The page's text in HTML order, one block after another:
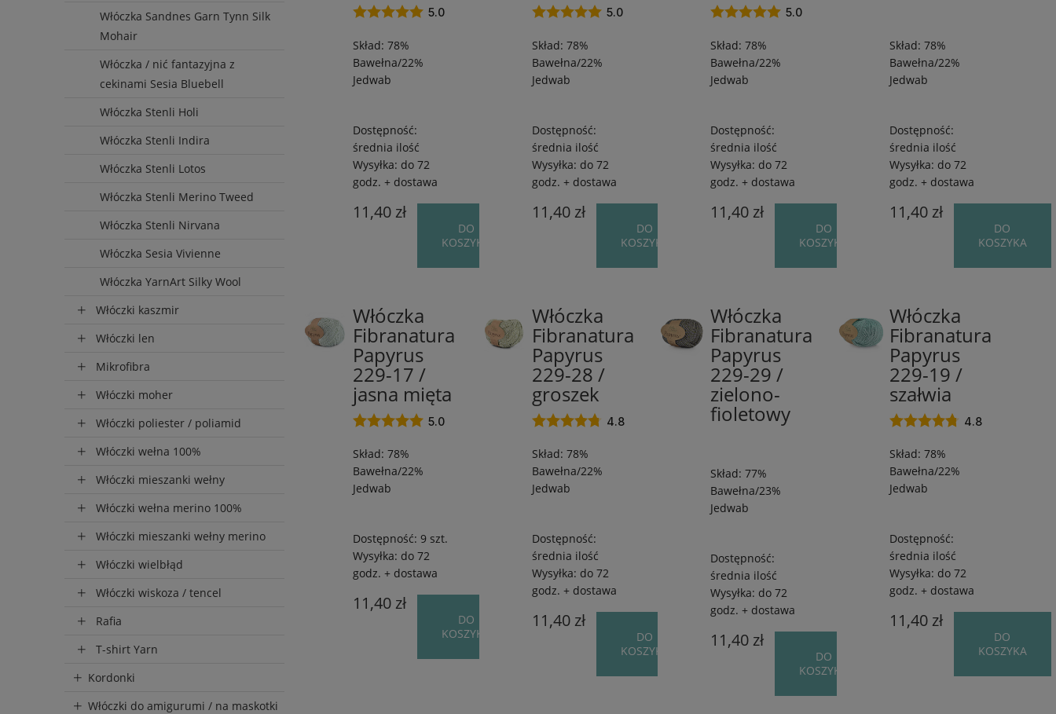
Włóczka Sandnes Garn Tynn Silk
Mohair
Włóczka / nić fantazyjna z
cekinami Sesia Bluebell
Włóczka Stenli Holi
Włóczka Stenli Indira
Włóczka Stenli Lotos
Włóczka Stenli Merino Tweed
Włóczka Stenli Nirvana
Włóczka Sesia Vivienne
Włóczka YarnArt Silky Wool
Włóczki kaszmir
Włóczki len
Mikrofibra
Włóczki moher
Włóczki poliester / poliamid
Włóczki wełna 100%
Włóczki mieszanki wełny
Włóczki wełna merino 100%
Włóczki mieszanki wełny merino
Włóczki wielbłąd
Włóczki wiskoza / tencel
Rafia
T-shirt Yarn
Kordonki
Włóczki do amigurumi / na maskotki
5.0
Skład: 78%
Bawełna/22%
Jedwab
Dostępność:
średnia ilość
Wysyłka: do 72
godz. + dostawa
11,40 zł
DO
KOSZYKA
5.0
Skład: 78%
Bawełna/22%
Jedwab
Dostępność:
średnia ilość
Wysyłka: do 72
godz. + dostawa
11,40 zł
DO
KOSZYKA
5.0
Skład: 78%
Bawełna/22%
Jedwab
Dostępność:
średnia ilość
Wysyłka: do 72
godz. + dostawa
11,40 zł
DO
KOSZYKA
Skład: 78%
Bawełna/22%
Jedwab
Dostępność:
średnia ilość
Wysyłka: do 72
godz. + dostawa
11,40 zł
DO
KOSZYKA
Włóczka
Fibranatura
Papyrus
229-17 /
jasna mięta
Bawełna/22%
5.0
Skład: 78%
Bawełna/22%
Jedwab
Dostępność: 9 szt.
Wysyłka: do 72
godz. + dostawa
11,40 zł
DO
KOSZYKA
Włóczka
Fibranatura
Papyrus
229-28 /
groszek
Bawełna/22%
4.8
Skład: 78%
Bawełna/22%
Jedwab
Dostępność:
średnia ilość
Wysyłka: do 72
godz. + dostawa
11,40 zł
DO
KOSZYKA
Włóczka
Fibranatura
Papyrus
229-29 /
zielono-
fioletowy
Bawełna/23%
Skład: 77%
Bawełna/23%
Jedwab
Dostępność:
średnia ilość
Wysyłka: do 72
godz. + dostawa
11,40 zł
DO
KOSZYKA
Włóczka
Fibranatura
Papyrus
229-19 /
szałwia
4.8
Skład: 78%
Bawełna/22%
Jedwab
Dostępność:
średnia ilość
Wysyłka: do 72
godz. + dostawa
11,40 zł
DO
KOSZYKA